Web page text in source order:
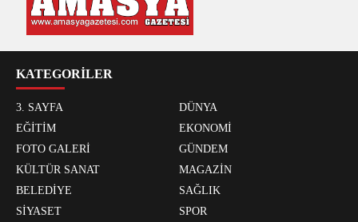
KATEGORİLER
3. SAYFA
DÜNYA
EĞİTİM
EKONOMİ
FOTO GALERİ
GÜNDEM
KÜLTÜR SANAT
MAGAZİN
BELEDİYE
SAĞLIK
SİYASET
SPOR